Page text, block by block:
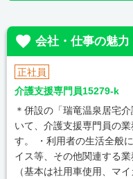
 会社・仕事の魅力
正社員
介護支援専門員15279-k
＊併設の「瑞竜温泉居宅
いて、介護支援専門員の
す。 ・利用者の生活全般
イス等、その他関連する
（基本は社用車使用、マ